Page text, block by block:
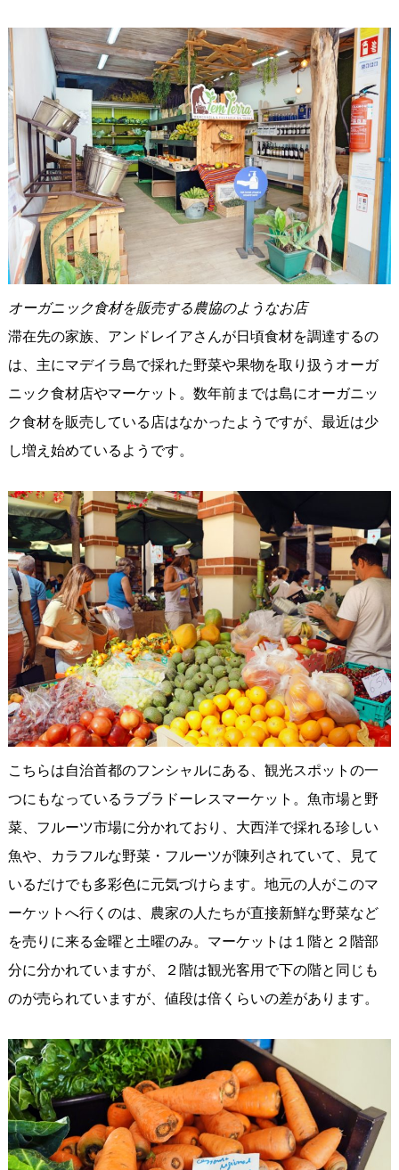
オーガニック食材を販売する農協のようなお店
滞在先の家族、アンドレイアさんが日頃食材を調達するの
は、主にマデイラ島で採れた野菜や果物を取り扱うオーガ
ニック食材店やマーケット。数年前までは島にオーガニッ
ク食材を販売している店はなかったようですが、最近は少
し増え始めているようです。
こちらは自治首都のフンシャルにある、観光スポットの一
つにもなっているラブラドーレスマーケット。魚市場と野
菜、フルーツ市場に分かれており、大西洋で採れる珍しい
魚や、カラフルな野菜・フルーツが陳列されていて、見て
いるだけでも多彩色に元気づけらます。地元の人がこのマ
ーケットへ行くのは、農家の人たちが直接新鮮な野菜など
を売りに来る金曜と土曜のみ。マーケットは１階と２階部
分に分かれていますが、２階は観光客用で下の階と同じも
のが売られていますが、値段は倍くらいの差があります。